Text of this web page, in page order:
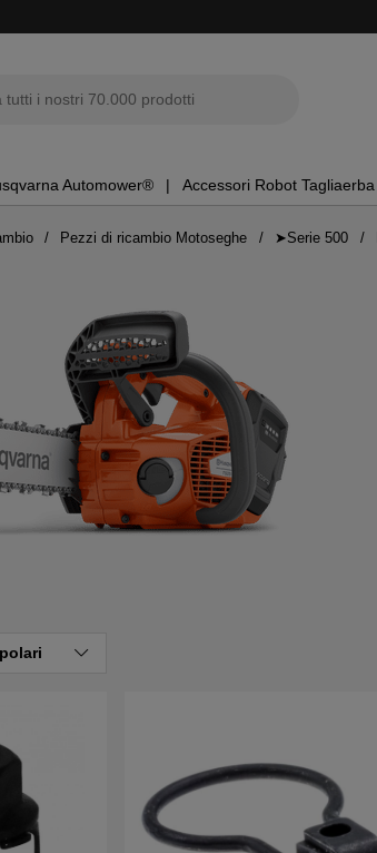
Automower® Accessori Robot Tagliaerba
Pezzi di ricambio Motoseghe ➤Serie 500